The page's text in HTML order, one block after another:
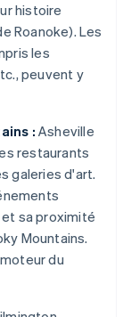
histoire
Roanoke). Les
les
peuvent y
: Asheville
restaurants
galeries d'art.
et sa proximité
Mountains.
du